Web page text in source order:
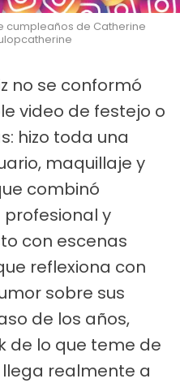
cumpleaños de Catherine
no se conformó
video de festejo o
hizo toda una
maquillaje y
combinó
y
con escenas
reflexiona con
sobre sus
de los años,
de lo que teme de
realmente a